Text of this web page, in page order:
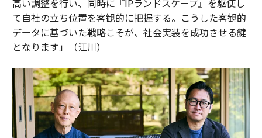
高い調整を行い、同時に『IPランドスケープ』を駆使し
て自社の立ち位置を客観的に把握する。こうした客観的
データに基づいた戦略こそが、社会実装を成功させる鍵
となります」（江川）